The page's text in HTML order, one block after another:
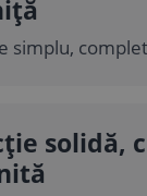
simplu,
solidă,